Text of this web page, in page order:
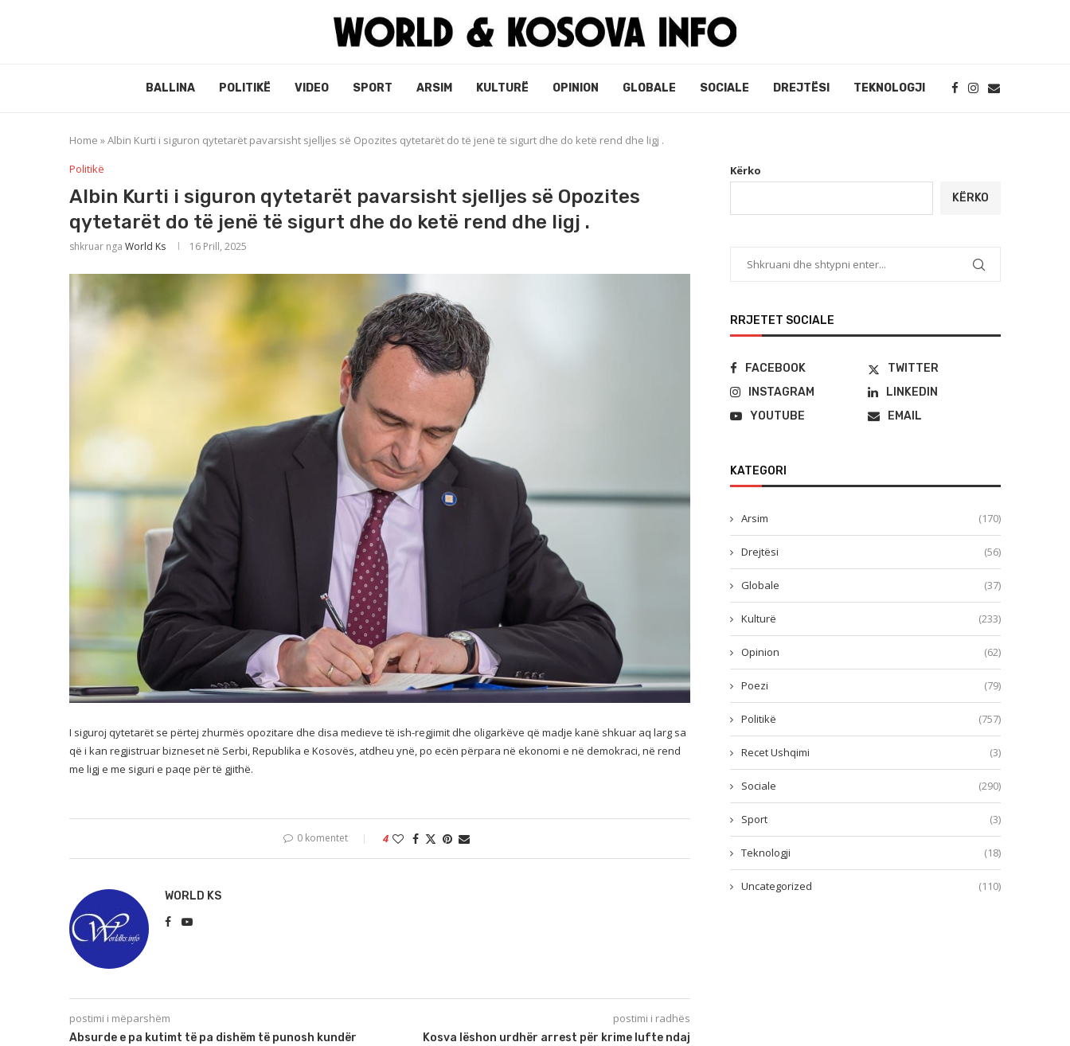
BALLINA POLITIKË VIDEO SPORT ARSIM KULTURË OPINION GLOBALE SOCIALE DREJTËSI TEKNOLOGJI
Home »Albin Kurti i siguron qytetarët pavarsisht sjelljes së Opozites qytetarët do të jenë të sigurt dhe do ketë rend dhe ligj .
Politikë
Albin Kurti i siguron qytetarët pavarsisht sjelljes së Opozites
qytetarët do të jenë të sigurt dhe do ketë rend dhe ligj .
shkruar nga World Ks 16 Prill, 2025
I siguroj qytetarët se përtej zhurmës opozitare dhe disa medieve të ish-regjimit dhe oligarkëve që madje kanë shkuar aq larg sa
që i kan regjistruar bizneset në Serbi, Republika e Kosovës, atdheu ynë, po ecën përpara në ekonomi e në demokraci, në rend
me ligj e me siguri e paqe për të gjithë.
0 komentet 4
WORLD KS
postimi i mëparshëm
Absurde e pa kutimt të pa dishëm të punosh kundër
postimi i radhës
Kosva lëshon urdhër arrest për krime lufte ndaj
Kërko
KËRKO
RRJETET SOCIALE
FACEBOOK
TWITTER
INSTAGRAM
LINKEDIN
YOUTUBE
EMAIL
KATEGORI
Arsim (170)
Drejtësi (56)
Globale (37)
Kulturë (233)
Opinion (62)
Poezi (79)
Politikë (757)
Recet Ushqimi (3)
Sociale (290)
Sport (3)
Teknologji (18)
Uncategorized (110)